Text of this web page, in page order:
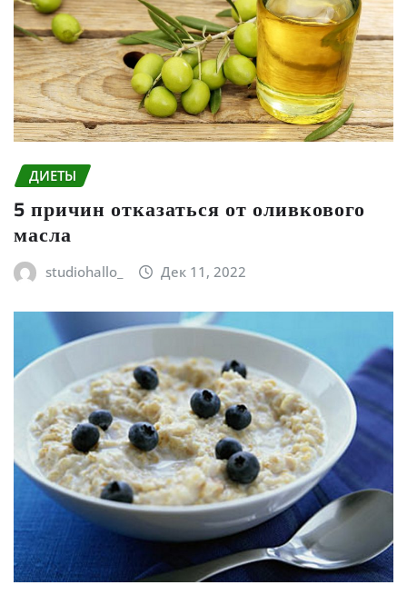
ДИЕТЫ
5 причин отказаться от оливкового
масла
studiohallo_ Дек 11, 2022